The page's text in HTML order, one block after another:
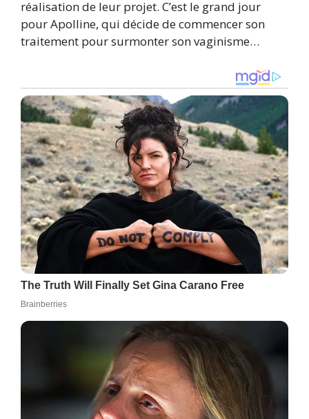
réalisation de leur projet. C’est le grand jour
pour Apolline, qui décide de commencer son
traitement pour surmonter son vaginisme…